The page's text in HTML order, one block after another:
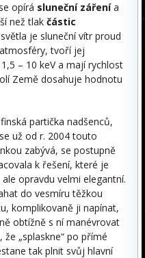
opírá sluneční zářenía
než tlak částic
je sluneční vítr proud
tvoří jej
– 10 keV a mají rychlost
Země dosahuje hodnotu
finská partička nadšenců,
už od r. 2004 touto
zabývá, se postupně
k řešení, které je
opravdu velmi elegantní.
do vesmíru těžkou
komplikovaně ji napínat,
obtížně s ní manévrovat
„splaskne“ po přímé
tak plnit svůj hlavní